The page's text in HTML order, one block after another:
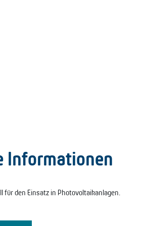
Informationen
für den Einsatz in Photovoltaikanlagen.